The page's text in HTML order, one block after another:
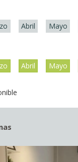
Abril Mayo
Abril Mayo